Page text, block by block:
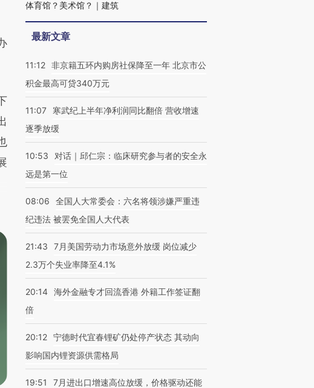
体育馆？美术馆？｜建筑
最新文章
11:12 非京籍五环内购房社保降至一年 北京市公
积金最高可贷340万元
11:07
寒武纪上半年净利润同比翻倍 营收增速
逐季放缓
10:53
对话｜邱仁宗：临床研究参与者的安全永
远是第一位
08:06
全国人大常委会：六名将领涉嫌严重违
纪违法 被罢免全国人大代表
21:43
7月美国劳动力市场意外放缓 岗位减少
2.3万个失业率降至4.1%
20:14 海外金融专才回流香港 外籍工作签证翻
倍
20:12 宁德时代宜春锂矿仍处停产状态 其动向
影响国内锂资源供需格局
19:51
7月进出口增速高位放缓，价格驱动还能